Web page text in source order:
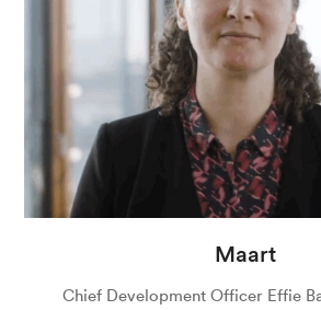
Maart
Chief Development Officer Effie